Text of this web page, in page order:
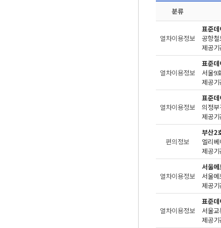
분류
열차이용정보
표준
공항
제공
열차이용정보
표준
서울9
제공
열차이용정보
표준
의정
제공
편의정보
부산2
엘리
제공
열차이용정보
서울
제공
열차이용정보
표준
서울
제공